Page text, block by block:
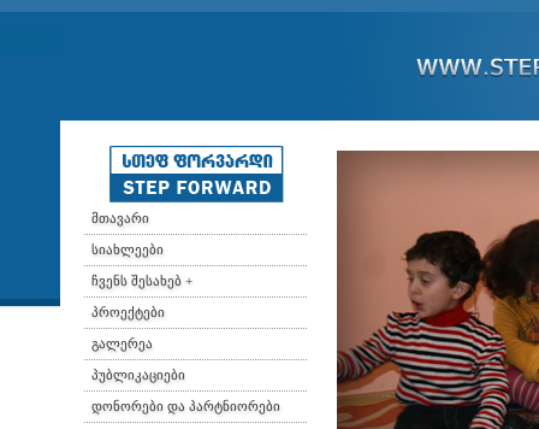
მთავარი
სიახლეები
ჩვენს შესახებ +
პროექტები
გალერეა
პუბლიკაციები
დონორები და პარტნიორები